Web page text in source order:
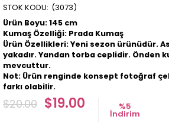
(3073)
Ürün Boyu: 145 cm
Kumaş Özelliği: Prada Kumaş
Ürün Özellikleri: Yeni sezon ürünüdür.
yakadır. Yandan torba ceplidir. Önden
mevcuttur.
Not: Ürün renginde konsept fotoğraf
farkı olabilir.
$20.00 $19.00 %5
İndirim